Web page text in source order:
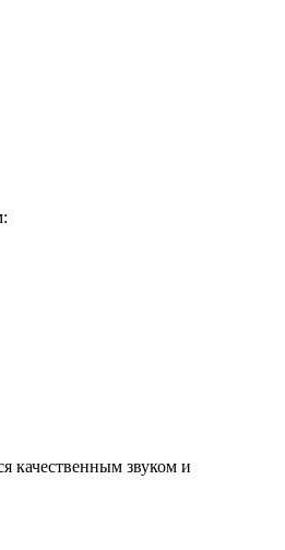
качественным звуком и